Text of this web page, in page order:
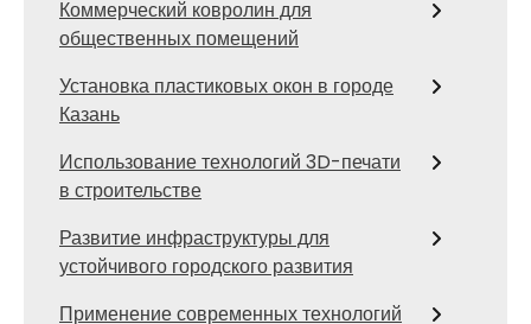
Коммерческий ковролин для
общественных помещений
Установка пластиковых окон в городе
Казань
Использование технологий 3D-печати
в строительстве
Развитие инфраструктуры для
устойчивого городского развития
Применение современных технологий